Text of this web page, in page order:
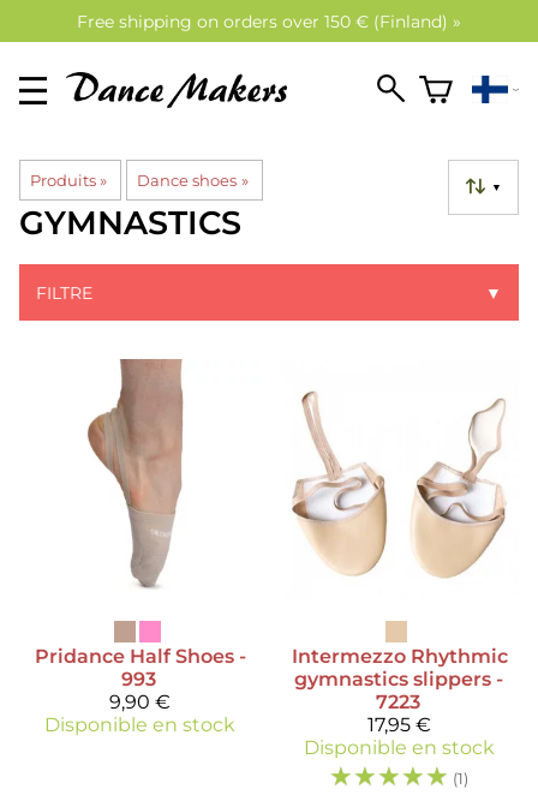
Free shipping on orders over 150 € (Finland) »
Produits‪» Dance shoes ‪» ▼
GYMNASTICS
FILTRE ▼
Pridance Half Shoes -
993
9,90 €
Disponible en stock
Intermezzo Rhythmic
gymnastics slippers -
7223
17,95 €
Disponible en stock
☆☆☆☆☆ (1)